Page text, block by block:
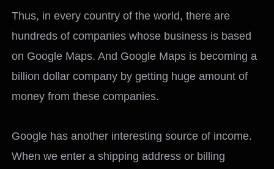
Thus, in every country of the world, there are
hundreds of companies whose business is based
on Google Maps. And Google Maps is becoming a
billion dollar company by getting huge amount of
money from these companies.
Google has another interesting source of income.
When we enter a shipping address or billing